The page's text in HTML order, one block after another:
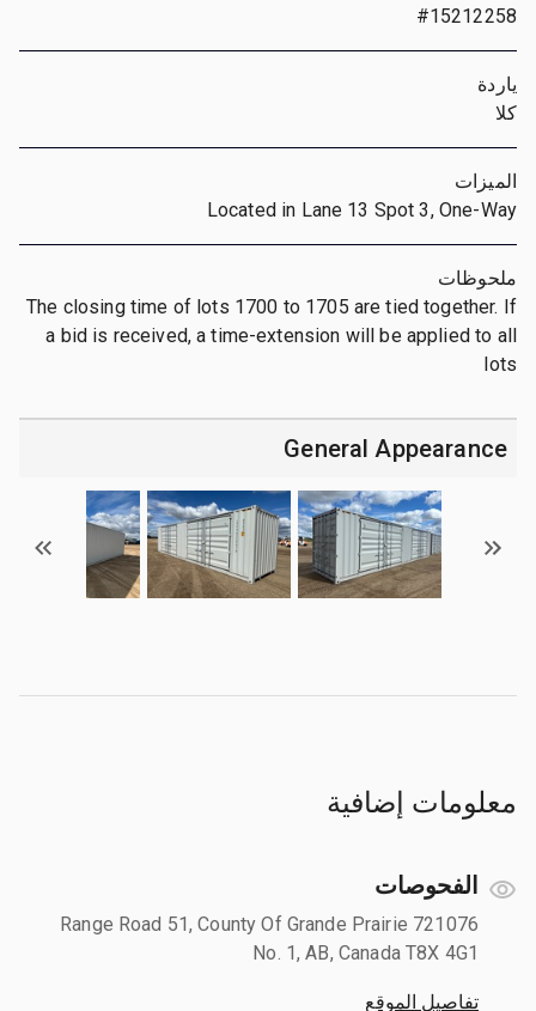
#15212258
ياردة
كلا
الميزات
Located in Lane 13 Spot 3, One-Way
ملحوظات
The closing time of lots 1700 to 1705 are tied together. If
a bid is received, a time-extension will be applied to all
lots
General Appearance
معلومات إضافية
الفحوصات
721076 Range Road 51, County Of Grande Prairie
No. 1, AB, Canada T8X 4G1
تفاصيل الموقع